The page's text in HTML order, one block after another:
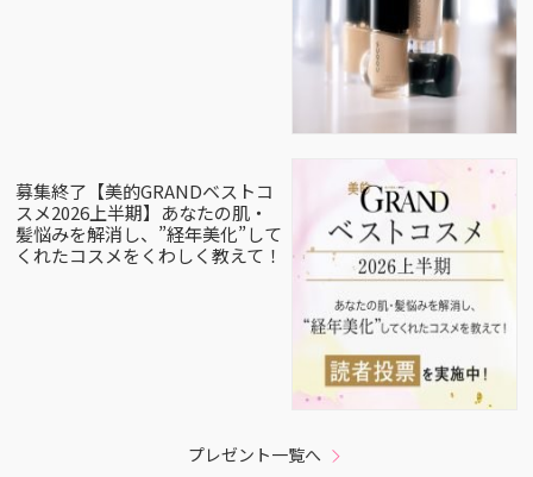
募集終了【美的GRANDベストコ
スメ2026上半期】あなたの肌・
髪悩みを解消し、”経年美化”して
くれたコスメをくわしく教えて！
プレゼント一覧へ